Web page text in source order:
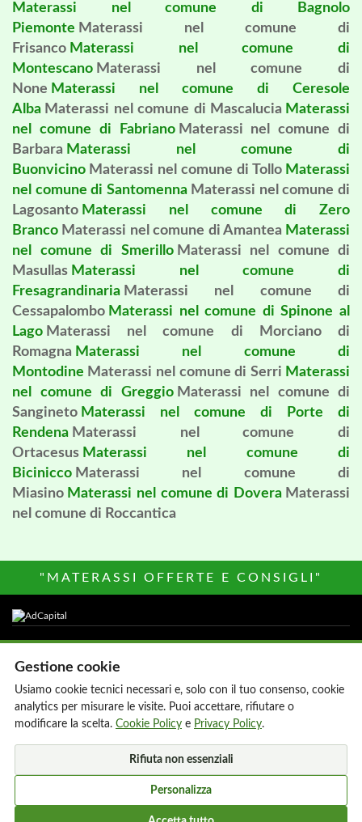
Materassi nel comune di Bagnolo
Piemonte Materassi nel comune di
Frisanco Materassi nel comune di
Montescano Materassi nel comune di
None Materassi nel comune di Ceresole
Alba Materassi nel comune di Mascalucia Materassi
nel comune di Fabriano Materassi nel comune di
Barbara Materassi nel comune di
Buonvicino Materassi nel comune di Tollo Materassi
nel comune di Santomenna Materassi nel comune di
Lagosanto Materassi nel comune di Zero
Branco Materassi nel comune di Amantea Materassi
nel comune di Smerillo Materassi nel comune di
Masullas Materassi nel comune di
Fresagrandinaria Materassi nel comune di
Cessapalombo Materassi nel comune di Spinone al
Lago Materassi nel comune di Morciano di
Romagna Materassi nel comune di
Montodine Materassi nel comune di Serri Materassi
nel comune di Greggio Materassi nel comune di
Sangineto Materassi nel comune di Porte di
Rendena Materassi nel comune di
Ortacesus Materassi nel comune di
Bicinicco Materassi nel comune di
Miasino Materassi nel comune di Dovera Materassi
nel comune di Roccantica
"MATERASSI OFFERTE E CONSIGLI"
Hair Stylist Italia
My Onlus
Hotels Italia
MediacareFibra
Di chi e
© Copyright 2026 AdCapital S.r.l. - P.IVA
Privacy Policy
Gestione cookie
Usiamo cookie tecnici necessari e, solo con il tuo consenso, cookie
analytics per misurare le visite. Puoi accettare, rifiutare o
modificare la scelta. Cookie Policy e Privacy Policy.
Rifiuta non essenziali
Personalizza